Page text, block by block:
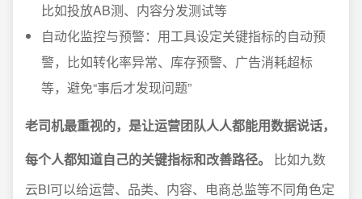
比如投放AB测、内容分发测试等
自动化监控与预警：用工具设定关键指标的自动预
警，比如转化率异常、库存预警、广告消耗超标
等，避免“事后才发现问题”
老司机最重视的，是让运营团队人人都能用数据说话，
每个人都知道自己的关键指标和改善路径。
比如九数
云BI可以给运营、品类、内容、电商总监等不同角色定